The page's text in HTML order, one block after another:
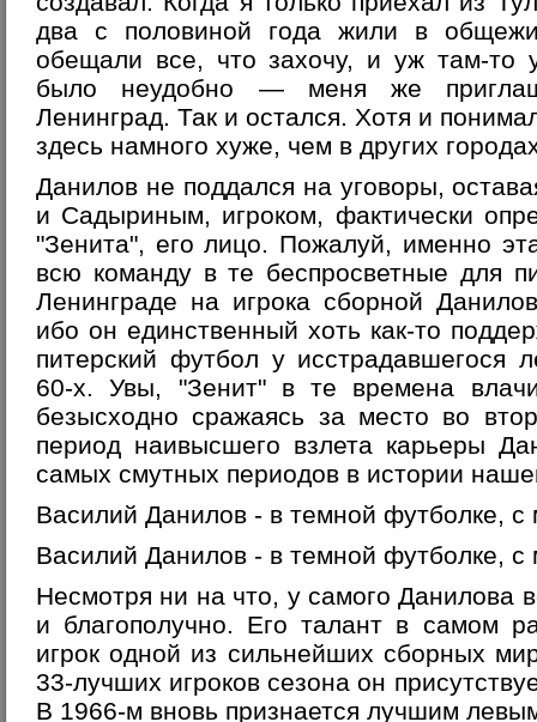
два с половиной года жили в
обещали все, что захочу, и уж там-то
было неудобно — меня же
Ленинград. Так и остался. Хотя и
здесь намного хуже, чем в других
Данилов не поддался на уговоры,
и Садыриным, игроком, фактически
"Зенита", его лицо. Пожалуй, именно
всю команду в те беспросветные для
Ленинграде на игрока сборной
ибо он единственный хоть как-то
питерский футбол у исстрадавшегося
60-х. Увы, "Зенит" в те времена
безысходно сражаясь за место во
период наивысшего взлета карьеры
самых смутных периодов в истории
Василий Данилов - в темной футболке,
Василий Данилов - в темной футболке,
Несмотря ни на что, у самого Данилова
и благополучно. Его талант в самом
игрок одной из сильнейших сборных
33-лучших игроков сезона он
В 1966-м вновь признается лучшим